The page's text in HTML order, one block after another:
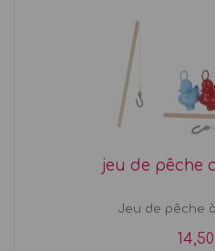
jeu de pêche
Jeu de pêche